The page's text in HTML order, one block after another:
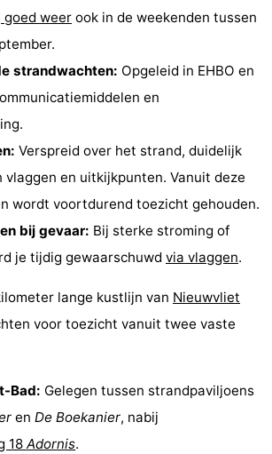
goed weer ook in de weekenden tussen
strandwachten: Opgeleid in EHBO en
en
Verspreid over het strand, duidelijk
vlaggen en uitkijkpunten. Vanuit deze
wordt voortdurend toezicht gehouden.
bij gevaar: Bij sterke stroming of
je tijdig gewaarschuwd via vlaggen.
lange kustlijn van Nieuwvliet
voor toezicht vanuit twee vaste
Bad: Gelegen tussen strandpaviljoens
en De Boekanier, nabij
18Adornis.